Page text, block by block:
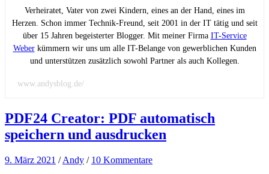
Verheiratet, Vater von zwei Kindern, eines an der Hand, eines im
Herzen. Schon immer Technik-Freund, seit 2001 in der IT tätig und seit
über 15 Jahren begeisterter Blogger. Mit meiner Firma IT-Service
Weberkümmern wir uns um alle IT-Belange von gewerblichen Kunden
und unterstützen zusätzlich sowohl Partner als auch Kollegen.
www.andysblog.de/
PDF24 Creator: PDF automatisch
speichern und ausdrucken
9. März 2021 /Andy / 10 Kommentare